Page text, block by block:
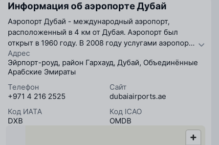
Информация об аэропорте Дубай
Aэропорт Дубай - международный аэропорт,
расположенный в 4 км от Дубая. Аэропорт был
открыт в 1960 году. В 2008 году услугами аэропорта
воспользовалось свыше 37 млн человек. В 2009
планируется закончить реконструкцию третьего
терминала, после этого пропускная способность
аэропорт увеличится до 75 млн человек в год. На
сегодняшний день в аэропорту работают четыре
пассажирских терминала, терминал 1,2,3 и vip-
терминал. Vip терминал был открыт в 2008 году и
находится долгосрочная vip-стоянка. Услугами vip-
Адрес
Эйрпорт-роуд, район Гархауд, Дубай, Объединённые
Арабские Эмираты
Телефон
+971 4 216 2525
Сайт
dubaiairports.ae
Код ИАТА
DXB
Код ICAO
OMDB